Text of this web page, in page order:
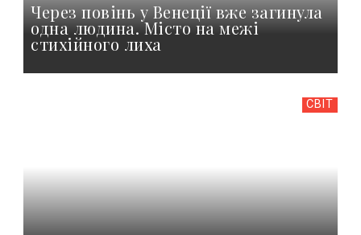
Через повінь у Венеції вже загинула
одна людина. Місто на межі
стихійного лиха
СВІТ